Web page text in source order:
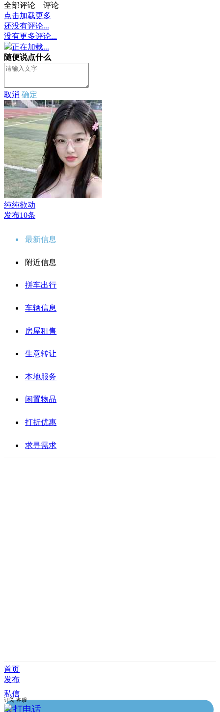
全部评论
评论
点击加载更多
还没有评论...
没有更多评论...
正在加载...
随便说点什么
取消 确定
纯纯欲动
发布10条
最新信息
附近信息
拼车出行
车辆信息
房屋租售
生意转让
本地服务
闲置物品
打折优惠
求寻需求
首页
发布
私信
拨打电话
订阅 客服